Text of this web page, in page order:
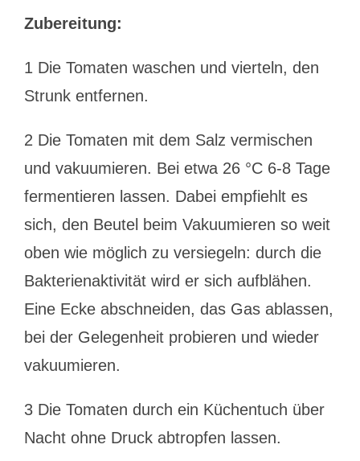
Zubereitung:
1 Die Tomaten waschen und vierteln, den
Strunk entfernen.
2 Die Tomaten mit dem Salz vermischen
und vakuumieren. Bei etwa 26 °C 6-8 Tage
fermentieren lassen. Dabei empfiehlt es
sich, den Beutel beim Vakuumieren so weit
oben wie möglich zu versiegeln: durch die
Bakterienaktivität wird er sich aufblähen.
Eine Ecke abschneiden, das Gas ablassen,
bei der Gelegenheit probieren und wieder
vakuumieren.
3 Die Tomaten durch ein Küchentuch über
Nacht ohne Druck abtropfen lassen.